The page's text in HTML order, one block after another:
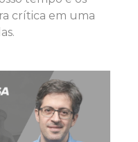
crítica em uma